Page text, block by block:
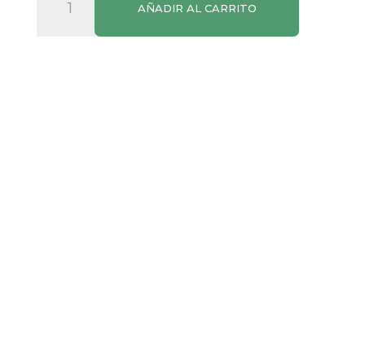
Marinera
Carretilla
AÑADIR AL CARRITO